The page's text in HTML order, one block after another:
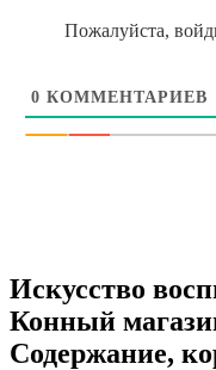
Пожалуйста,
0 КОММЕНТАРИЕВ
Искусство
Конный
Содержание,